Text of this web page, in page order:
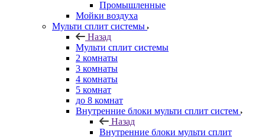
Промышленные
Мойки воздуха
Мульти сплит системы
Назад
Мульти сплит системы
2 комнаты
3 комнаты
4 комнаты
5 комнат
до 8 комнат
Внутренние блоки мульти сплит систем
Назад
Внутренние блоки мульти сплит